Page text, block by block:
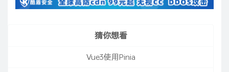
猜你想看
Vue3使用Pinia